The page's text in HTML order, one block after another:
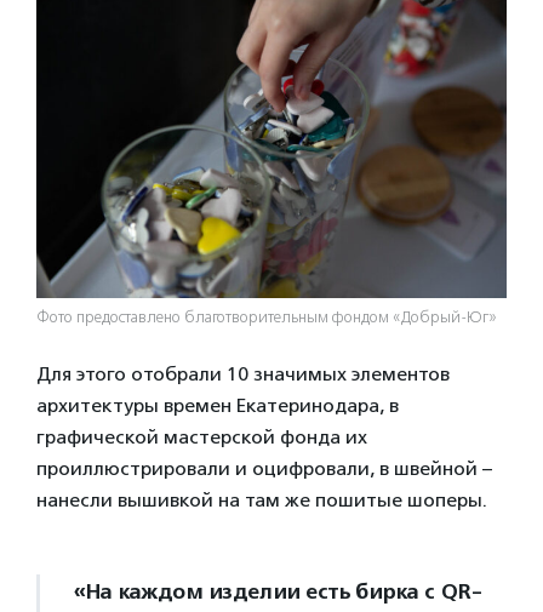
Фото предоставлено благотворительным фондом «Добрый-Юг»
Для этого отобрали 10 значимых элементов
архитектуры времен Екатеринодара, в
графической мастерской фонда их
проиллюстрировали и оцифровали, в швейной –
нанесли вышивкой на там же пошитые шоперы.
«На каждом изделии есть бирка с QR-